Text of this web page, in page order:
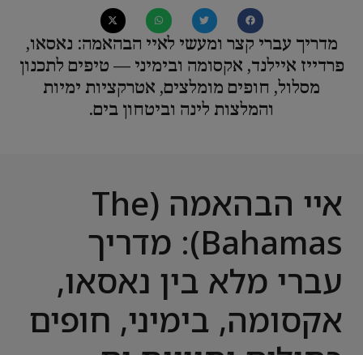
מדריך עברי קצר ומעשי לאיי הבהאמה: נאסאו,
פרדייז איילנד, אקסומה ובימיני — טיפים לתכנון
מסלול, חופים מומלצים, אטרקציות ימיות
והמלצות לינה וביטחון בים.
איי הבהאמה (The
Bahamas): מדריך
עברי מלא בין נאסאו,
אקסומה, בימיני, חופים